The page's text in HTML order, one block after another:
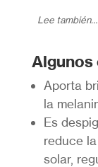
Lee también…
Aporta
la
Es
reduce
solar,